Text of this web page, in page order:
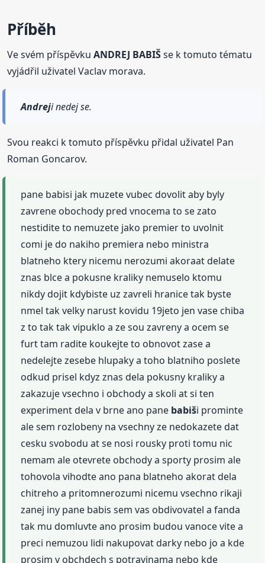
Příběh
Ve svém příspěvkuANDREJ BABIŠse k tomuto tématu
vyjádřil uživatel Vaclav morava.
Andreji nedej se.
Svou reakci k tomuto příspěvku přidal uživatel Pan
Roman Goncarov.
pane babisi jak muzete vubec dovolit aby byly
zavrene obochody pred vnocema to se zato
nestidite to nemuzete jako premier to uvolnit
comi je do nakiho premiera nebo ministra
blatneho ktery nicemu nerozumi akoraat delate
znas blce a pokusne kraliky nemuselo ktomu
nikdy dojit kdybiste uz zavreli hranice tak byste
nmel tak velky narust kovidu 19jeto jen vase chiba
z to tak tak vipuklo a ze sou zavreny a ocem se
furt tam radite koukejte to obnovot zase a
nedelejte zesebe hlupaky a toho blatniho poslete
odkud prisel kdyz znas dela pokusny kraliky a
zakazuje vsechno i obchody a skoli at si ten
experiment dela v brne ano pane babiši prominte
ale sem rozlobeny na vsechny ze nedokazete dat
cesku svobodu at se nosi rousky proti tomu nic
nemam ale otevrete obchody a sporty prosim ale
tohovola vihodte ano pana blatneho akorat dela
chitreho a pritomnerozumi nicemu vsechno rikaji
zanej iny pane babis sem vas obdivovatel a fanda
tak mu domluvte ano prosim budou vanoce vite a
preci nemuzou lidi nakupovat darky nebo jo a kde
prosim v obchdech s potravinama nebo kde